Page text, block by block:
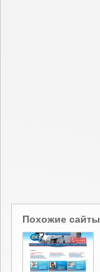
Похожие сайты